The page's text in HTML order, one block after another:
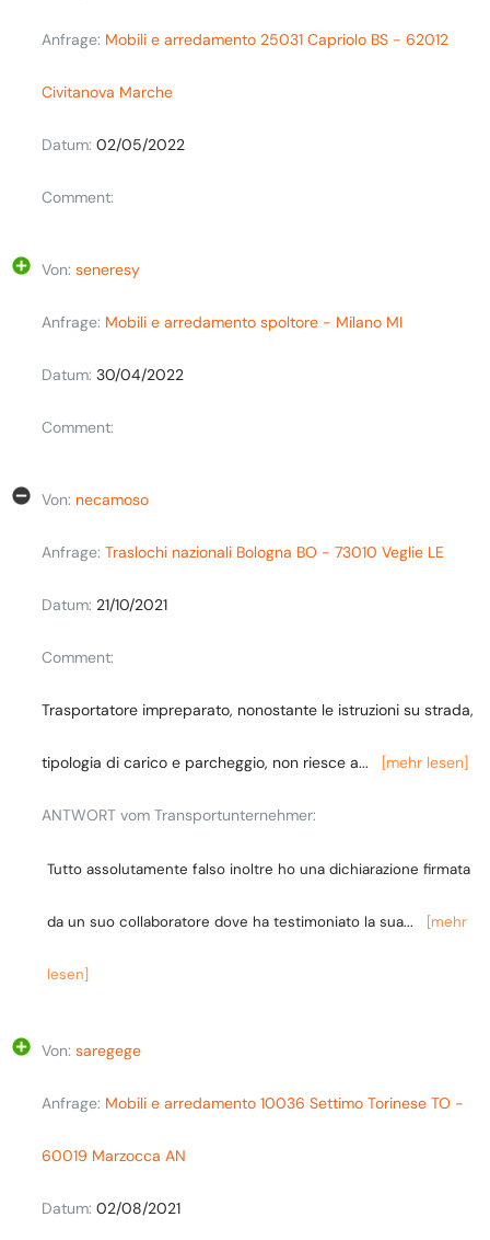
Anfrage: Mobili e arredamento 25031 Capriolo BS - 62012
Civitanova Marche
Datum: 02/05/2022
Comment:
Von: seneresy
Anfrage: Mobili e arredamento spoltore - Milano MI
Datum: 30/04/2022
Comment:
Von: necamoso
Anfrage: Traslochi nazionali Bologna BO - 73010 Veglie LE
Datum: 21/10/2021
Comment:
Trasportatore impreparato, nonostante le istruzioni su strada,
tipologia di carico e parcheggio, non riesce a... [mehr lesen]
ANTWORT vom Transportunternehmer:
Tutto assolutamente falso inoltre ho una dichiarazione firmata
da un suo collaboratore dove ha testimoniato la sua... [mehr
lesen]
Von: saregege
Anfrage: Mobili e arredamento 10036 Settimo Torinese TO -
60019 Marzocca AN
Datum: 02/08/2021